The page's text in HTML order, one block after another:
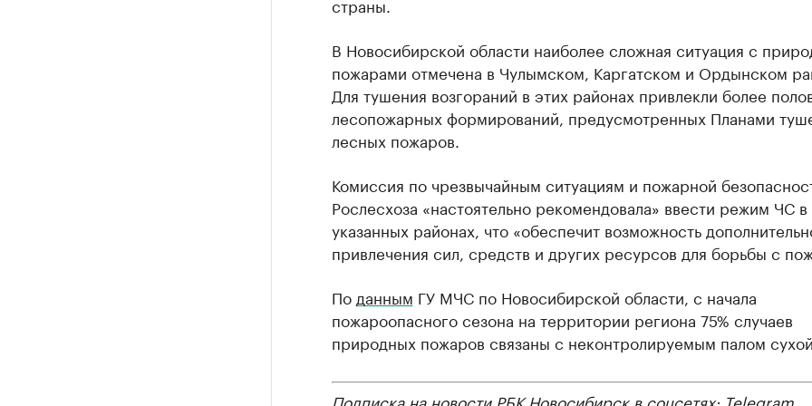
В Новосибирской области наиболее сложная ситуация с
пожарами отмечена в Чулымском, Каргатском и Ордынском
Для тушения возгораний в этих районах привлекли более
лесопожарных формирований, предусмотренных Планами
лесных пожаров.
Комиссия по чрезвычайным ситуациям и пожарной
Рослесхоза «настоятельно рекомендовала» ввести режим ЧС в
указанных районах, что «обеспечит возможность
привлечения сил, средств и других ресурсов для борьбы с
По данным ГУ МЧС по Новосибирской области, с начала
пожароопасного сезона на территории региона 75% случаев
природных пожаров связаны с неконтролируемым палом
Подписка на новости РБК Новосибирск в соцсетях: Telegram,